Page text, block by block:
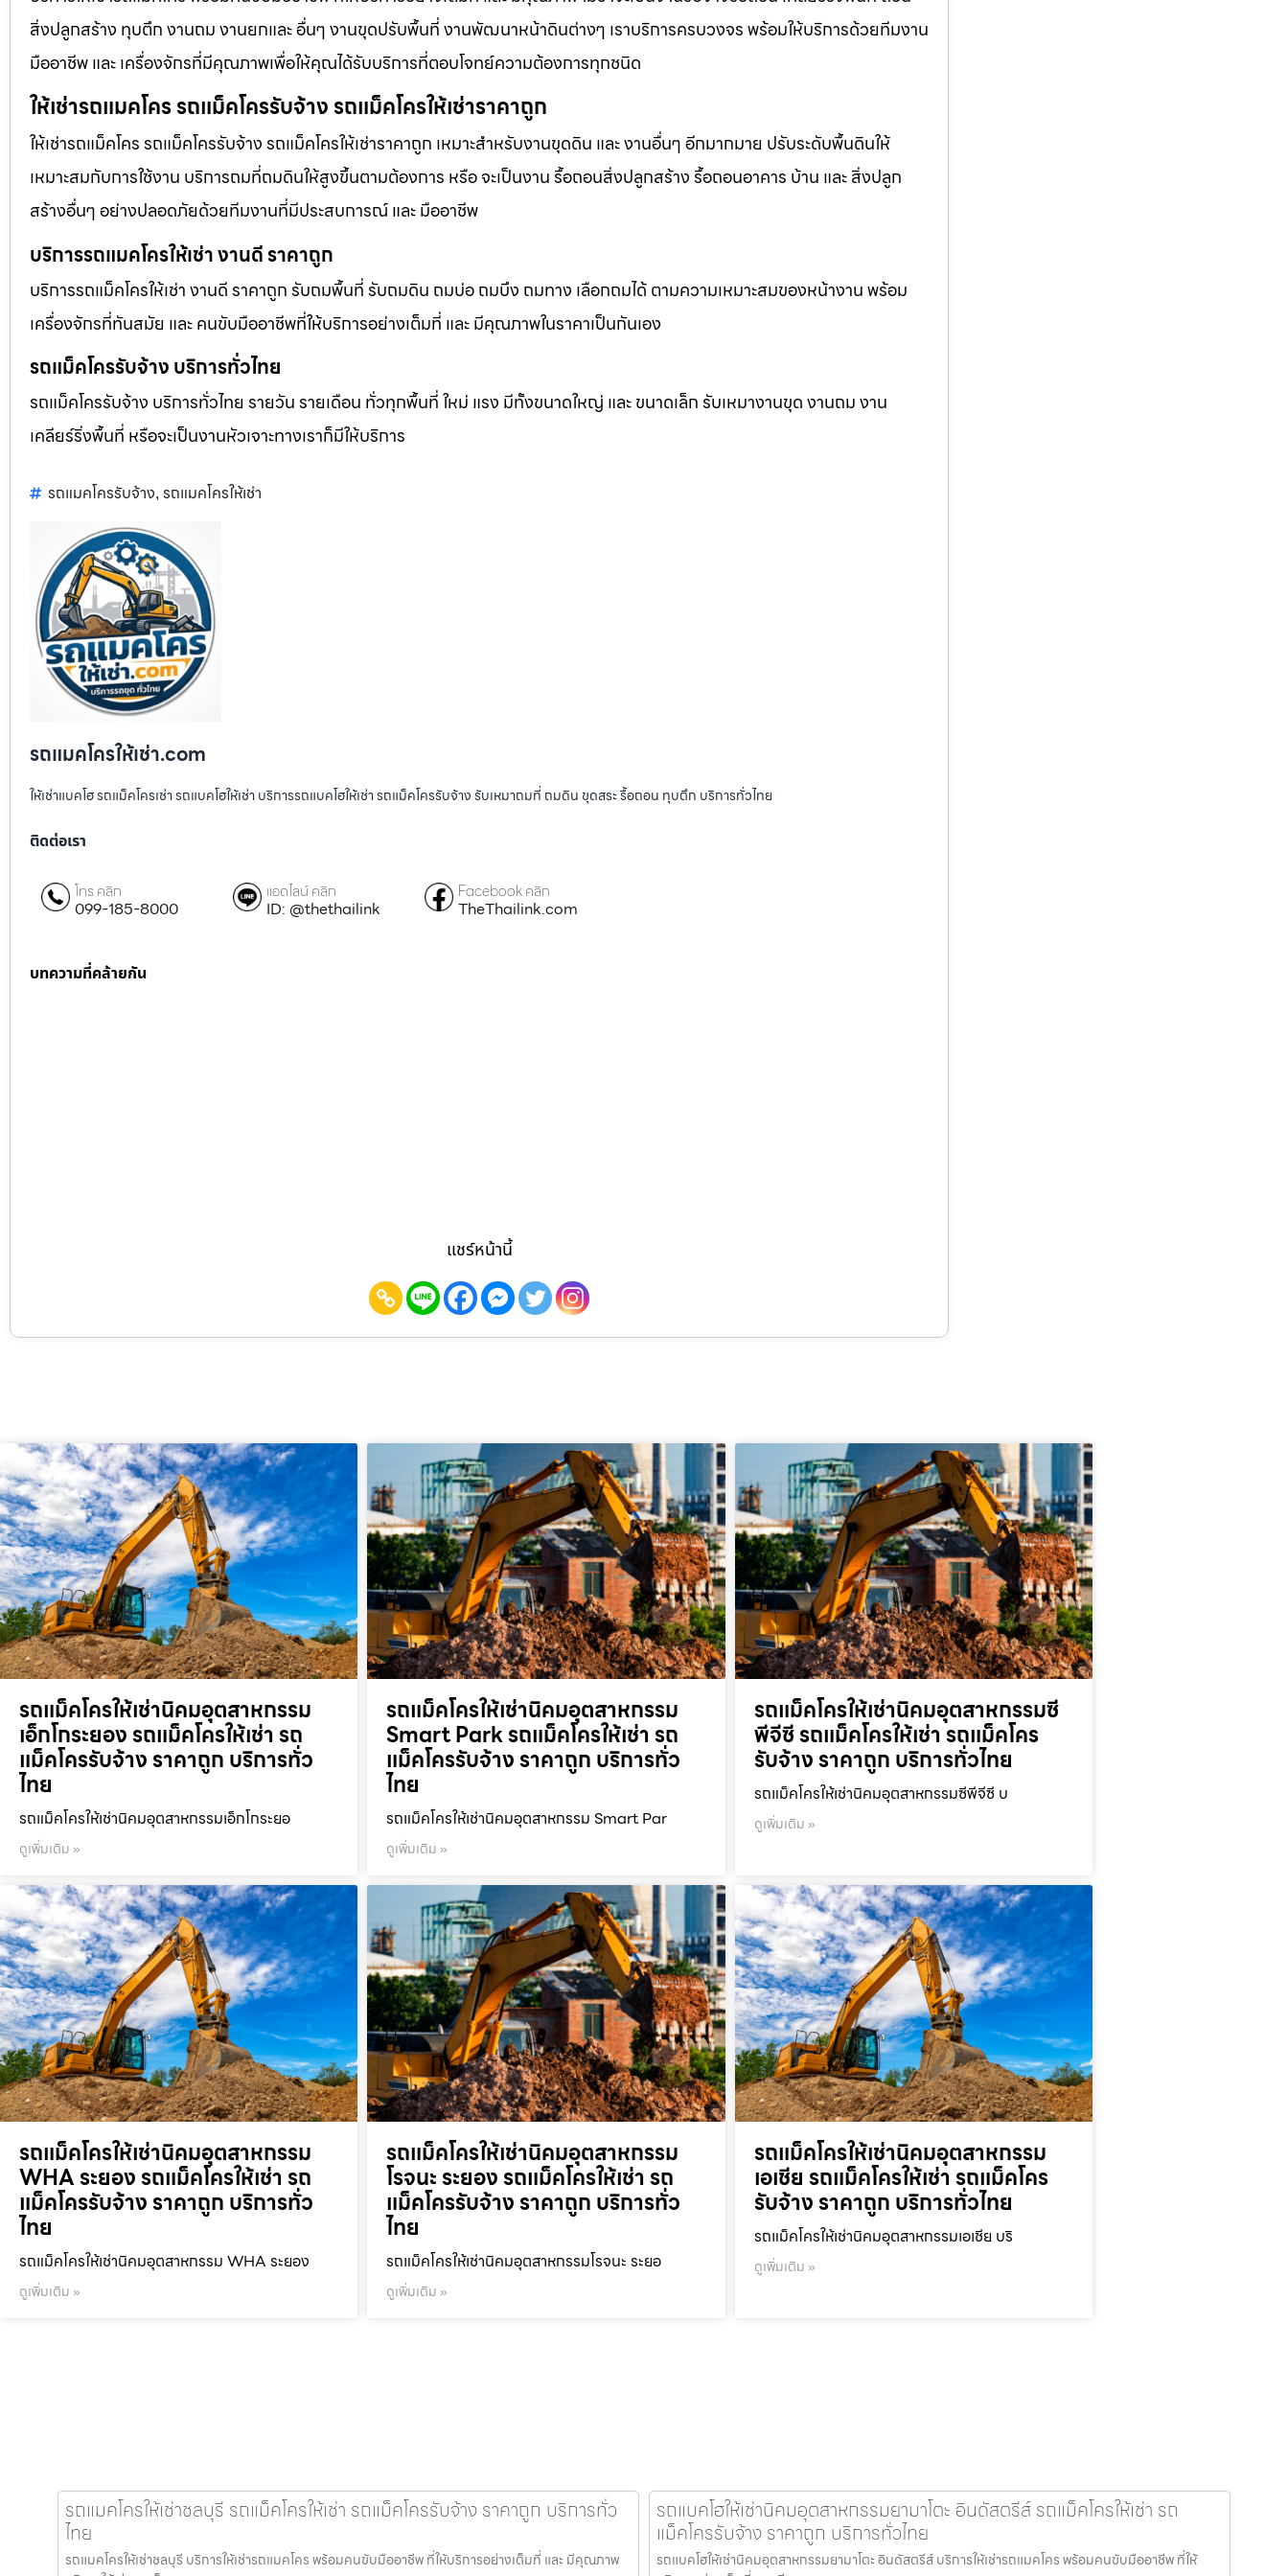
สิ่งปลูกสร้าง ทุบตึก งานถม งานยกและ อื่นๆ งานขุดปรับพื้นที่ งานพัฒนาหน้าดินต่างๆ เราบริการครบวงจร พร้อมให้บริการด้วยทีมงาน
มืออาชีพ และ เครื่องจักรที่มีคุณภาพเพื่อให้คุณได้รับบริการที่ตอบโจทย์ความต้องการทุกชนิด
ให้เช่ารถแมคโคร รถแม็คโครรับจ้าง รถแม็คโครให้เช่าราคาถูก
ให้เช่ารถแม็คโคร รถแม็คโครรับจ้าง รถแม็คโครให้เช่าราคาถูก เหมาะสำหรับงานขุดดิน และ งานอื่นๆ อีกมากมาย ปรับระดับพื้นดินให้
เหมาะสมกับการใช้งาน บริการถมที่ถมดินให้สูงขึ้นตามต้องการ หรือ จะเป็นงาน รื้อถอนสิ่งปลูกสร้าง รื้อถอนอาคาร บ้าน และ สิ่งปลูก
สร้างอื่นๆ อย่างปลอดภัยด้วยทีมงานที่มีประสบการณ์ และ มืออาชีพ
บริการรถแมคโครให้เช่า งานดี ราคาถูก
บริการรถแม็คโครให้เช่า งานดี ราคาถูก รับถมพื้นที่ รับถมดิน ถมบ่อ ถมบึง ถมทาง เลือกถมได้ ตามความเหมาะสมของหน้างาน พร้อม
เครื่องจักรที่ทันสมัย และ คนขับมืออาชีพที่ให้บริการอย่างเต็มที่ และ มีคุณภาพในราคาเป็นกันเอง
รถแม็คโครรับจ้าง บริการทั่วไทย
รถแม็คโครรับจ้าง บริการทั่วไทย รายวัน รายเดือน ทั่วทุกพื้นที่ ใหม่ แรง มีทั้งขนาดใหญ่ และ ขนาดเล็ก รับเหมางานขุด งานถม งาน
เคลียร์ริ่งพื้นที่ หรือจะเป็นงานหัวเจาะทางเราก็มีให้บริการ
รถแมคโครรับจ้าง, รถแมคโครให้เช่า
รถแมคโครให้เช่า.com
ให้เช่าแบคโฮ รถแม็คโครเช่า รถแบคโฮให้เช่า บริการรถแบคโฮให้เช่า รถแม็คโครรับจ้าง รับเหมาถมที่ ถมดิน ขุดสระ รื้อถอน ทุบตึก บริการทั่วไทย
ติดต่อเรา
โทร คลิก
099-185-8000
แอดไลน์ คลิก
ID: @thethailink
Facebook คลิก
TheThailink.com
บทความที่คล้ายกัน
แชร์หน้านี้
รถแม็คโครให้เช่านิคมอุตสาหกรรม
เอ็กโกระยอง รถแม็คโครให้เช่า รถ
แม็คโครรับจ้าง ราคาถูก บริการทั่ว
ไทย
รถแม็คโครให้เช่านิคมอุตสาหกรรมเอ็กโกระยอ
ดูเพิ่มเติม »
รถแม็คโครให้เช่านิคมอุตสาหกรรม
Smart Park รถแม็คโครให้เช่า รถ
แม็คโครรับจ้าง ราคาถูก บริการทั่ว
ไทย
รถแม็คโครให้เช่านิคมอุตสาหกรรม Smart Par
ดูเพิ่มเติม »
รถแม็คโครให้เช่านิคมอุตสาหกรรมซี
พีจีซี รถแม็คโครให้เช่า รถแม็คโคร
รับจ้าง ราคาถูก บริการทั่วไทย
รถแม็คโครให้เช่านิคมอุตสาหกรรมซีพีจีซี บ
ดูเพิ่มเติม »
รถแม็คโครให้เช่านิคมอุตสาหกรรม
WHA ระยอง รถแม็คโครให้เช่า รถ
แม็คโครรับจ้าง ราคาถูก บริการทั่ว
ไทย
รถแม็คโครให้เช่านิคมอุตสาหกรรม WHA ระยอง
ดูเพิ่มเติม »
รถแม็คโครให้เช่านิคมอุตสาหกรรม
โรจนะ ระยอง รถแม็คโครให้เช่า รถ
แม็คโครรับจ้าง ราคาถูก บริการทั่ว
ไทย
รถแม็คโครให้เช่านิคมอุตสาหกรรมโรจนะ ระยอ
ดูเพิ่มเติม »
รถแม็คโครให้เช่านิคมอุตสาหกรรม
เอเชีย รถแม็คโครให้เช่า รถแม็คโคร
รับจ้าง ราคาถูก บริการทั่วไทย
รถแม็คโครให้เช่านิคมอุตสาหกรรมเอเชีย บริ
ดูเพิ่มเติม »
รถแมคโครให้เช่าชลบุรี รถแม็คโครให้เช่า รถแม็คโครรับจ้าง ราคาถูก บริการทั่ว
ไทย
รถแมคโครให้เช่าชลบุรี บริการให้เช่ารถแมคโคร พร้อมคนขับมืออาชีพ ที่ให้บริการอย่างเต็มที่ และ มีคุณภาพ
รถแบคโฮให้เช่านิคมอุตสาหกรรมยามาโตะ อินดัสตรีส์ รถแม็คโครให้เช่า รถ
แม็คโครรับจ้าง ราคาถูก บริการทั่วไทย
รถแบคโฮให้เช่านิคมอุตสาหกรรมยามาโตะ อินดัสตรีส์ บริการให้เช่ารถแมคโคร พร้อมคนขับมืออาชีพ ที่ให้